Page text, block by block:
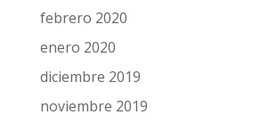
febrero 2020
enero 2020
diciembre 2019
noviembre 2019